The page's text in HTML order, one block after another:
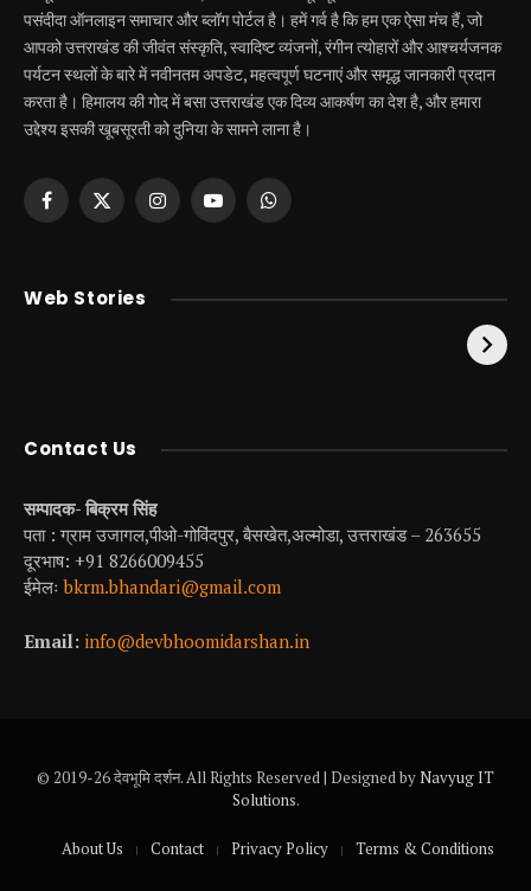
पसंदीदा ऑनलाइन समाचार और ब्लॉग पोर्टल है। हमें गर्व है कि हम एक ऐसा मंच हैं, जो
आपको उत्तराखंड की जीवंत संस्कृति, स्वादिष्ट व्यंजनों, रंगीन त्योहारों और आश्चर्यजनक
पर्यटन स्थलों के बारे में नवीनतम अपडेट, महत्वपूर्ण घटनाएं और समृद्ध जानकारी प्रदान
करता है। हिमालय की गोद में बसा उत्तराखंड एक दिव्य आकर्षण का देश है, और हमारा
उद्देश्य इसकी खूबसूरती को दुनिया के सामने लाना है।
Facebook
X
InstagramYouTubeWhatsApp
Web Stories
केदारनाथ से पहले होती है
उत्तराखंड की एक ऐसी
Contact Us
सम्पादक- बिक्रम सिंह
पता : ग्राम उजागल,पीओ-गोविंदपुर, बैसखेत,अल्मोडा, उत्तराखंड – 263655
दूरभाष: +91 8266009455
ईमेलःbkrm.bhandari@gmail.com
Email: info@devbhoomidarshan.in
© 2019-26 देवभूमि दर्शन. All Rights Reserved | Designed by Navyug IT
Solutions.
About Us Contact Privacy Policy Terms & Conditions